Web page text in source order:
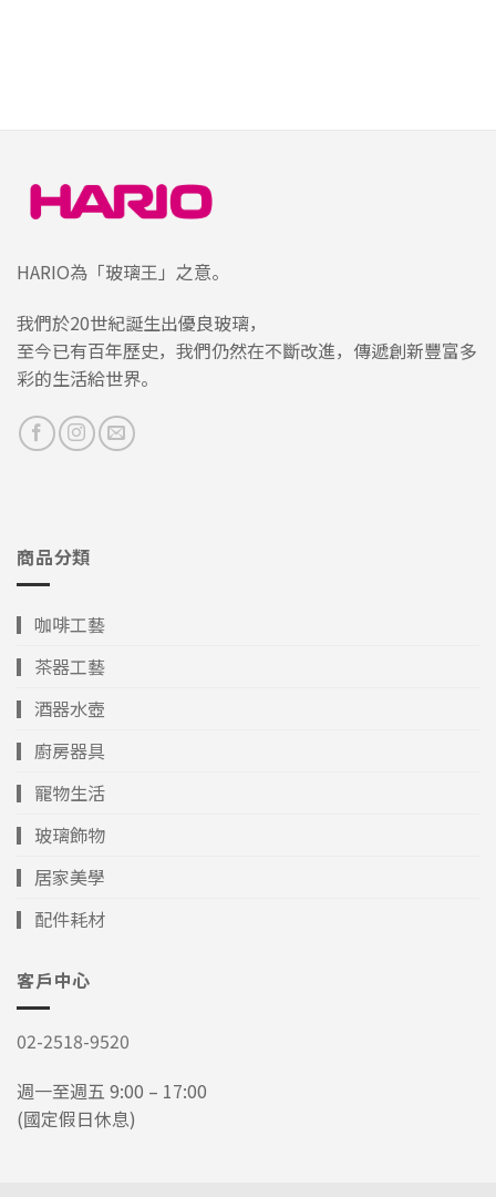
HARIO為「玻璃王」之意。
我們於20世紀誕生出優良玻璃，
至今已有百年歷史，我們仍然在不斷改進，傳遞創新豐富多
彩的生活給世界。
商品分類
▎咖啡工藝
▎茶器工藝
▎酒器水壺
▎廚房器具
▎寵物生活
▎玻璃飾物
▎居家美學
▎配件耗材
客戶中心
02-2518-9520
週一至週五 9:00 – 17:00
(國定假日休息)